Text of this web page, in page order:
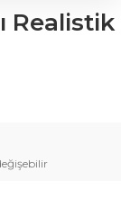
Realistik